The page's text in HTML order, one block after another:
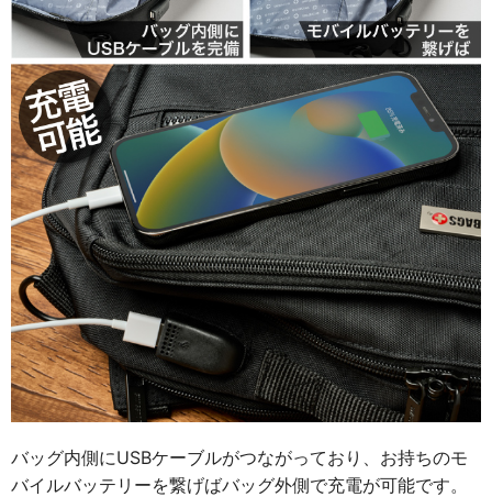
バッグ内側にUSBケーブルがつながっており、お持ちのモ
バイルバッテリーを繋げばバッグ外側で充電が可能です。